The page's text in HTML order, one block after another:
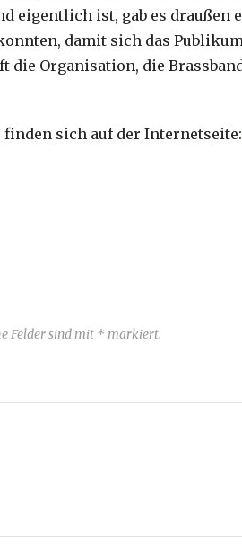
eigentlich ist, gab es draußen
damit sich das
die Organisation, die
sich auf der
Felder sind mit * markiert.